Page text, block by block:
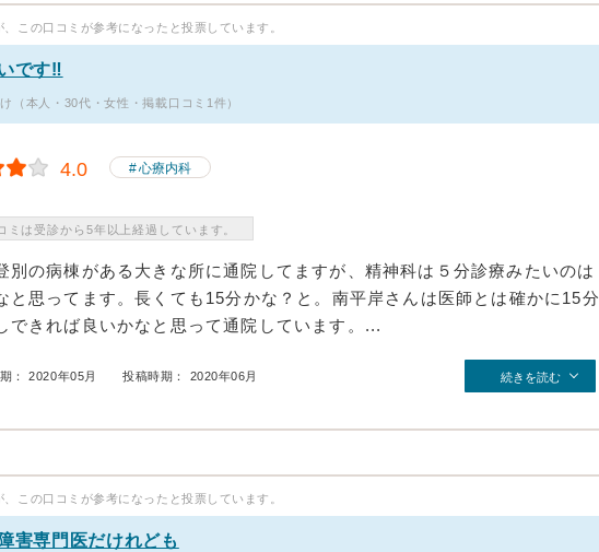
、この口コミが参考になったと投票しています。
です‼️
（本人・30代・女性・掲載口コミ1件）
4.0 心療内科
ミは受診から5年以上経過しています。
別の病棟がある大きな所に通院してますが、精神科は５分診療みたいのは
と思ってます。長くても15分かな？と。南平岸さんは医師とは確かに15分
できれば良いかなと思って通院しています。...
： 2020年05月 投稿時期： 2020年06月 続きを読む
、この口コミが参考になったと投票しています。
害専門医だけれども